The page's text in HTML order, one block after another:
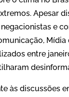
Apesar
e
Mídia
entre
às discussões